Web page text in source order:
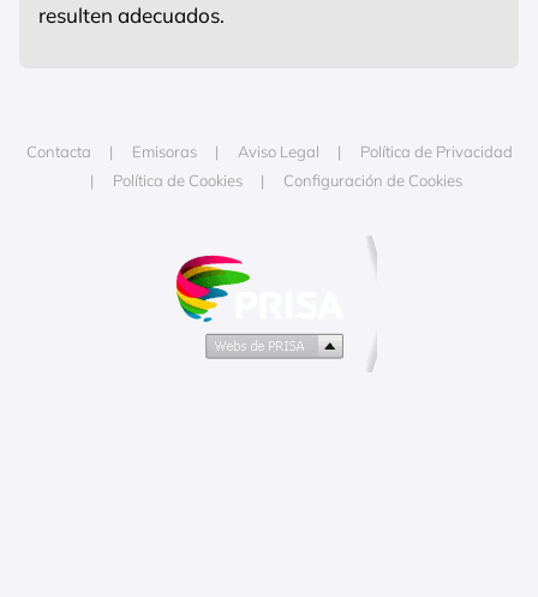
resulten adecuados.
Contacta Emisoras Aviso Legal
Política de Privacidad
Política de Cookies
Configuración de Cookies